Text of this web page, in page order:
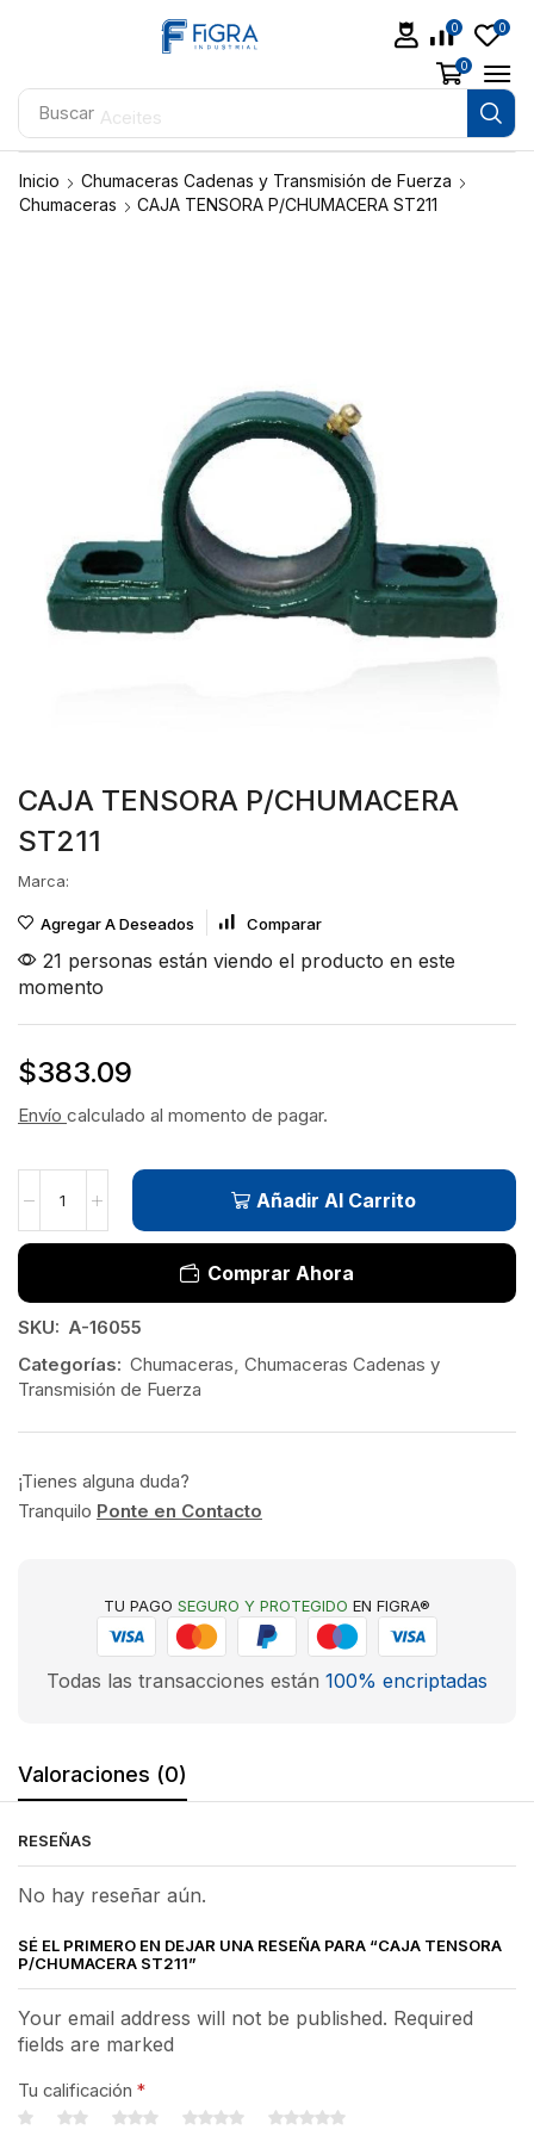
Buscar Aceites
0 0
0
Inicio
Chumaceras Cadenas y Transmisión de Fuerza
Chumaceras
CAJA TENSORA P/CHUMACERA ST211
CAJA TENSORA P/CHUMACERA
ST211
Marca:
Agregar A Deseados Comparar
21 personas están viendo el producto en este
momento
$383.09
Envío calculado al momento de pagar.
Añadir Al Carrito
Comprar Ahora
SKU: A-16055
Categorías: Chumaceras, Chumaceras Cadenas y
Transmisión de Fuerza
¡Tienes alguna duda?
Tranquilo Ponte en Contacto
TU PAGO SEGURO Y PROTEGIDO EN FIGRA®
Todas las transacciones están 100% encriptadas
Valoraciones (0)
RESEÑAS
No hay reseñar aún.
SÉ EL PRIMERO EN DEJAR UNA RESEÑA PARA “CAJA TENSORA
P/CHUMACERA ST211”
Your email address will not be published. Required
fields are marked
Tu calificación *